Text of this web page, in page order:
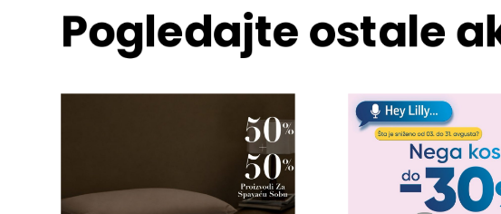
Pogledajte ostale